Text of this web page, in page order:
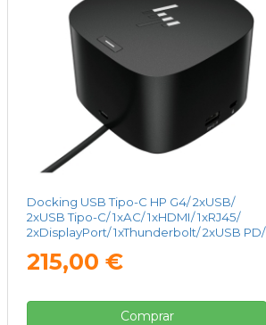
Docking USB Tipo-C HP G4/ 2xUSB/
2xUSB Tipo-C/ 1xAC/ 1xHDMI/ 1xRJ45/
2xDisplayPort/ 1xThunderbolt/ 2xUSB PD/
215,00 €
Comprar